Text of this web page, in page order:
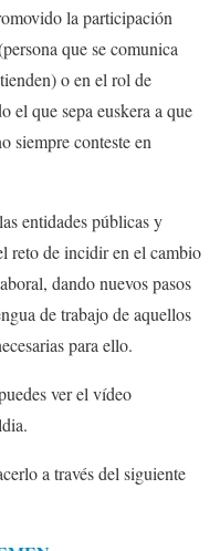
la participación
que se comunica
o en el rol de
el que sepa euskera a que
siempre conteste en
entidades públicas y
reto de incidir en el cambio
dando nuevos pasos
de trabajo de aquellos
para ello.
ver el vídeo
a través del siguiente